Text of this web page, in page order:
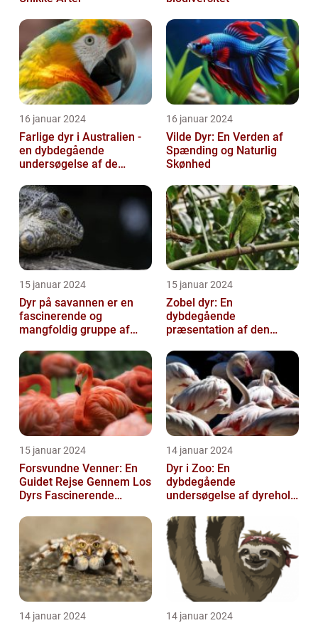
16 januar 2024
Farlige dyr i Australien -
en dybdegående
undersøgelse af de
16 januar 2024
Vilde Dyr: En Verden af
Spænding og Naturlig
Skønhed
15 januar 2024
Dyr på savannen er en
fascinerende og
mangfoldig gruppe af
sig det hårde o...
15 januar 2024
Zobel dyr: En
dybdegående
præsentation af den
15 januar 2024
Forsvundne Venner: En
Guidet Rejse Gennem Los
Dyrs Fascinerende
14 januar 2024
Dyr i Zoo: En
dybdegående
undersøgelse af dyrehold
14 januar 2024 14 januar 2024